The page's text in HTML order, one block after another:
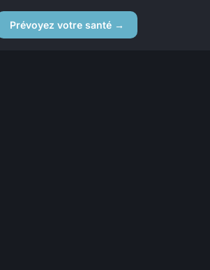
Prévoyez votre santé →